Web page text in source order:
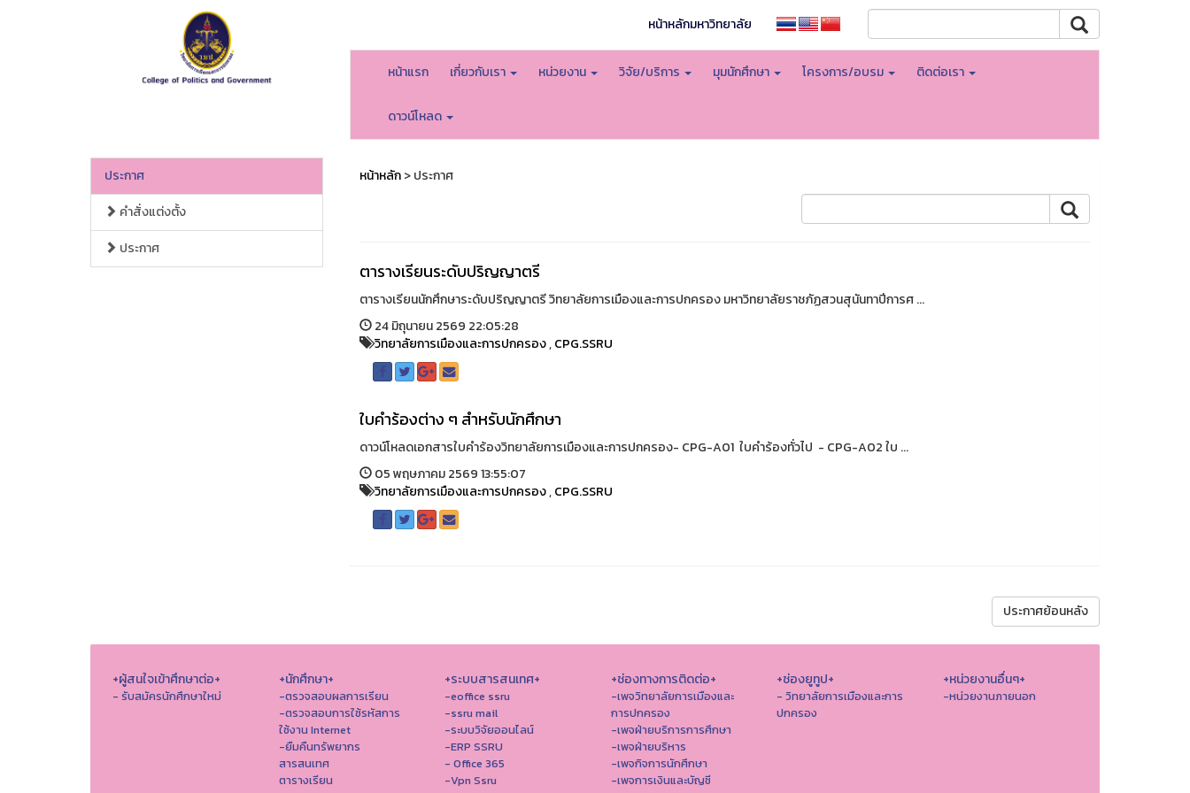
หน้าหลักมหาวิทยาลัย
หน้าแรก เกี่ยวกับเรา หน่วยงาน วิจัย/บริการ มุมนักศึกษา โครงการ/อบรม ติดต่อเรา
ดาวน์โหลด
ประกาศ
คำสั่งแต่งตั้ง
ประกาศ
หน้าหลัก> ประกาศ
ตารางเรียนระดับปริญญาตรี
ตารางเรียนนักศึกษาระดับปริญญาตรี วิทยาลัยการเมืองและการปกครอง มหาวิทยาลัยราชภัฏสวนสุนันทาปีการศ ...
24 มิถุนายน 2569 22:05:28
วิทยาลัยการเมืองและการปกครอง,CPG.SSRU
ใบคำร้องต่าง ๆ สำหรับนักศึกษา
ดาวน์โหลดเอกสารใบคำร้องวิทยาลัยการเมืองและการปกครอง- CPG-A01 ใบคำร้องทั่วไป - CPG-A02 ใบ ...
05 พฤษภาคม 2569 13:55:07
วิทยาลัยการเมืองและการปกครอง,CPG.SSRU
ประกาศย้อนหลัง
+ผู้สนใจเข้าศึกษาต่อ+
- รับสมัครนักศึกษาใหม่
+นักศึกษา+
-ตรวจสอบผลการเรียน
-ตรวจสอบการใช้รหัสการ
ใช้งาน Internet
-ยืมคืนทรัพยากร
สารสนเทศ
ตารางเรียน
+ระบบสารสนเทศ+
-eoffice ssru
-ssru mail
-ระบบวิจัยออนไลน์
-ERP SSRU
- Office 365
-Vpn Ssru
+ช่องทางการติดต่อ+
-เพจวิทยาลัยการเมืองและ
การปกครอง
-เพจฝ่ายบริการการศึกษา
-เพจฝ่ายบริหาร
-เพจกิจการนักศึกษา
-เพจการเงินและบัญชี
+ช่องยูทูป+
- วิทยาลัยการเมืองและการ
ปกครอง
+หน่วยงานอื่นๆ+
-หน่วยงานภายนอก